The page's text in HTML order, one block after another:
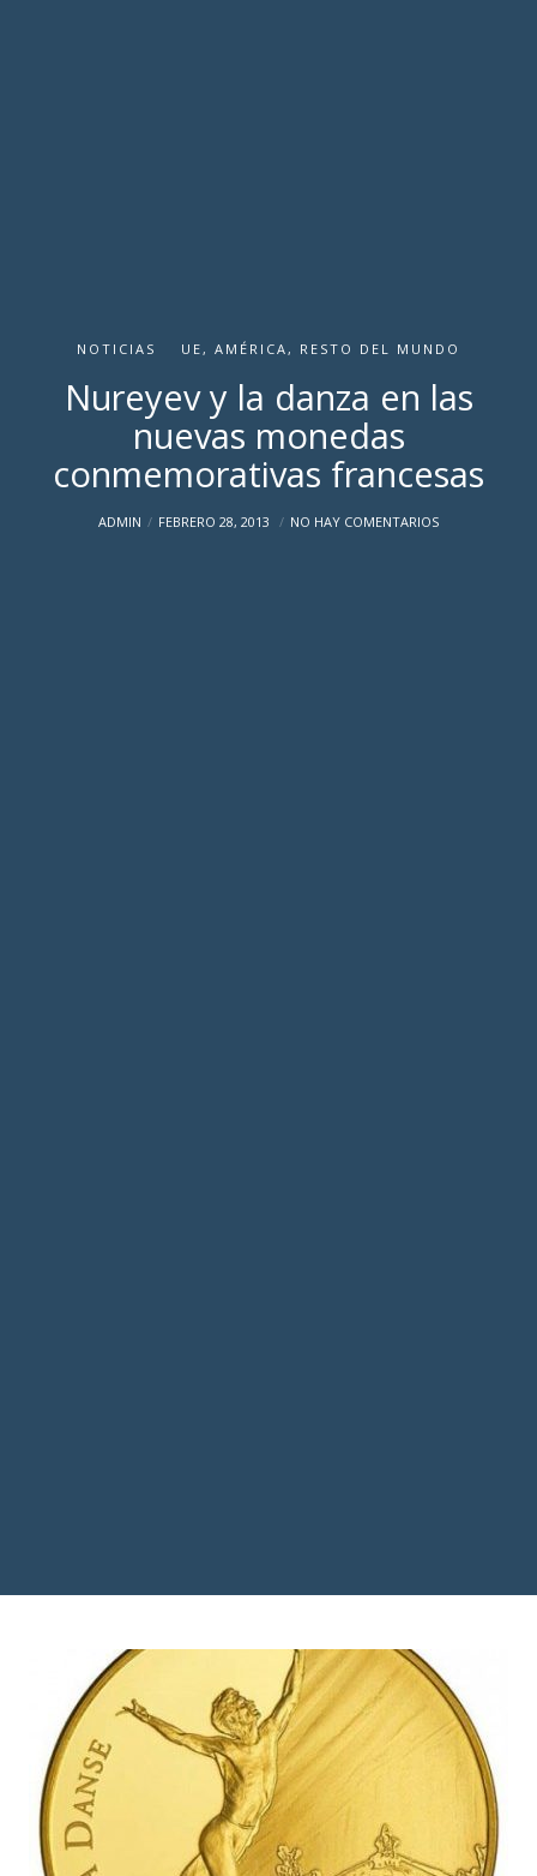
NOTICIAS UE, AMÉRICA, RESTO DEL MUNDO
Nureyev y la danza en las
nuevas monedas
conmemorativas francesas
ADMIN FEBRERO 28, 2013 NO HAY COMENTARIOS